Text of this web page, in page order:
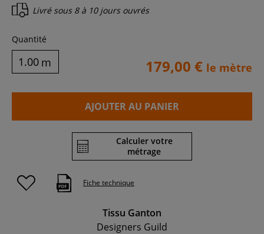
Livré sous 8 à 10 jours ouvrés
Quantité
m 179,00 € le mètre
AJOUTER AU PANIER
Calculer votre
métrage
Fiche technique
Tissu Ganton
Designers Guild